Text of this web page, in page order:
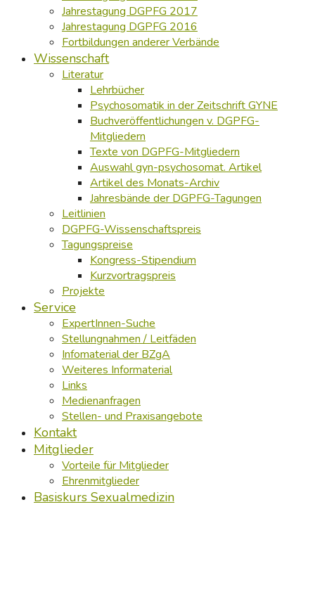
Jahrestagung DGPFG 2017
Jahrestagung DGPFG 2016
Fortbildungen anderer Verbände
Wissenschaft
Literatur
Lehrbücher
Psychosomatik in der Zeitschrift GYNE
Buchveröffentlichungen v. DGPFG-
Mitgliedern
Texte von DGPFG-Mitgliedern
Auswahl gyn-psychosomat. Artikel
Artikel des Monats-Archiv
Jahresbände der DGPFG-Tagungen
Leitlinien
DGPFG-Wissenschaftspreis
Tagungspreise
Kongress-Stipendium
Kurzvortragspreis
Projekte
Service
ExpertInnen-Suche
Stellungnahmen / Leitfäden
Infomaterial der BZgA
Weiteres Informaterial
Links
Medienanfragen
Stellen- und Praxisangebote
Kontakt
Mitglieder
Vorteile für Mitglieder
Ehrenmitglieder
Basiskurs Sexualmedizin